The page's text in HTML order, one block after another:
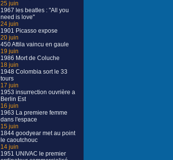
25 juin
1967 les beatles : "All you
need is love"
24 juin
1901 Picasso expose
20 juin
450 Attila vaincu en gaule
19 juin
1986 Mort de Coluche
18 juin
1948 Colombia sort le 33
tours
17 juin
1953 insurrection ouvrière a
Berlin Est
16 juin
1963 La premiere femme
dans l'espace
15 juin
1844 goodyear met au point
le caoutchouc
14 juin
1951 UNIVAC le premier